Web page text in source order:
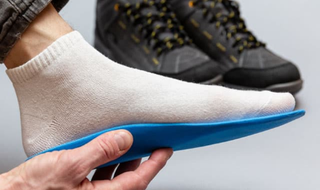
Movilidad
Baño
Descanso
Prendas de compresión
Productos